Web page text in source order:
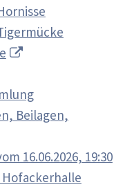
Beilagen,
16.06.2026, 19:30
Hofackerhalle